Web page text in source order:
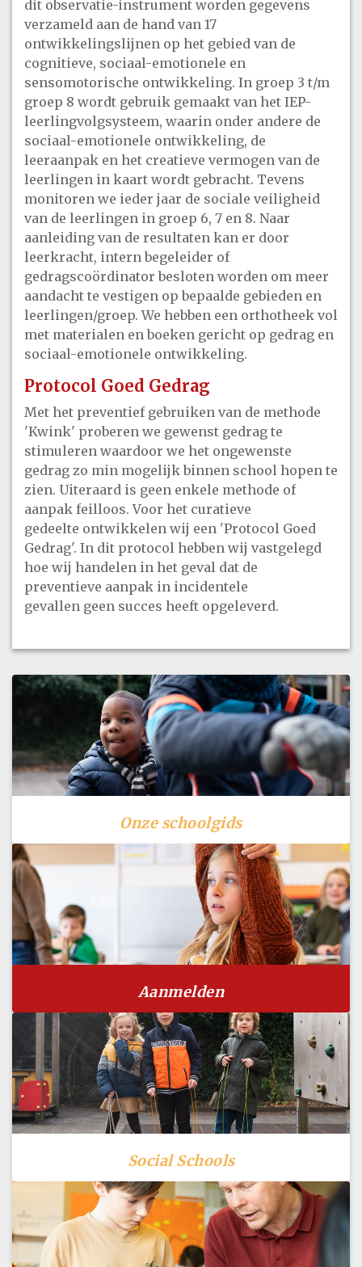
dit observatie-instrument worden gegevens
verzameld aan de hand van 17
ontwikkelingslijnen op het gebied van de
cognitieve, sociaal-emotionele en
sensomotorische ontwikkeling. In groep 3 t/m
groep 8 wordt gebruik gemaakt van het IEP-
leerlingvolgsysteem, waarin onder andere de
sociaal-emotionele ontwikkeling, de
leeraanpak en het creatieve vermogen van de
leerlingen in kaart wordt gebracht. Tevens
monitoren we ieder jaar de sociale veiligheid
van de leerlingen in groep 6, 7 en 8. Naar
aanleiding van de resultaten kan er door
leerkracht, intern begeleider of
gedragscoördinator besloten worden om meer
aandacht te vestigen op bepaalde gebieden en
leerlingen/groep. We hebben een orthotheek vol
met materialen en boeken gericht op gedrag en
sociaal-emotionele ontwikkeling.
Protocol Goed Gedrag
Met het preventief gebruiken van de methode
'Kwink' proberen we gewenst gedrag te
stimuleren waardoor we het ongewenste
gedrag zo min mogelijk binnen school hopen te
zien. Uiteraard is geen enkele methode of
aanpak feilloos. Voor het curatieve
gedeelte ontwikkelen wij een 'Protocol Goed
Gedrag'. In dit protocol hebben wij vastgelegd
hoe wij handelen in het geval dat de
preventieve aanpak in incidentele
gevallen geen succes heeft opgeleverd.
Onze schoolgids
Aanmelden
Social Schools